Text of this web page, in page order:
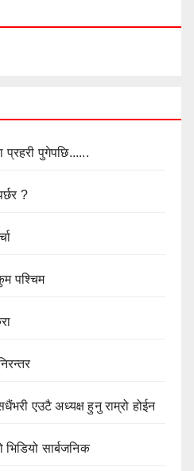
प्रहरी पुगेपछि......
?
पश्चिम
एउटै अध्यक्ष हुनु राम्रो होईन
सार्बजनिक